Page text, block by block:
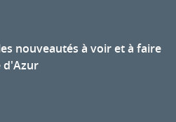
nouveautés à voir et à faire
d'Azur